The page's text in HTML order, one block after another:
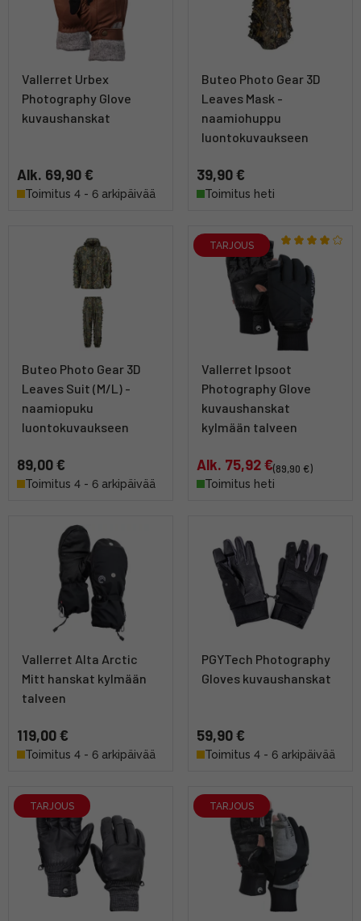
Vallerret Urbex
Photography Glove
kuvaushanskat
Alk. 69,90 €
Toimitus 4 - 6 arkipäivää
Buteo Photo Gear 3D
Leaves Mask -
naamiohuppu
luontokuvaukseen
39,90 €
Toimitus heti
Buteo Photo Gear 3D
Leaves Suit (M/L) -
naamiopuku
luontokuvaukseen
89,00 €
Toimitus 4 - 6 arkipäivää
TARJOUS
Vallerret Ipsoot
Photography Glove
kuvaushanskat
kylmään talveen
Alk. 75,92 €(89,90 €)
Toimitus heti
Vallerret Alta Arctic
Mitt hanskat kylmään
talveen
119,00 €
Toimitus 4 - 6 arkipäivää
PGYTech Photography
Gloves kuvaushanskat
59,90 €
Toimitus 4 - 6 arkipäivää
TARJOUS TARJOUS